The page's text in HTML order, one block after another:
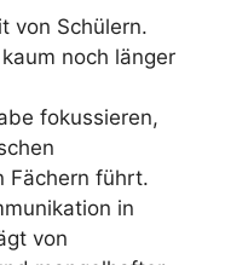
von Schülern.
noch länger
fokussieren,
Fächern führt.
in
von